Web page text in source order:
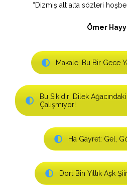
“Dizmiş alt alta sözleri
Ömer
Makale: Bu Bir Gece
Bu Sıkıdır: Dilek
Çalışmıyor!
Ha Gayret: Gel,
Dört Bin Yıllık Aşk